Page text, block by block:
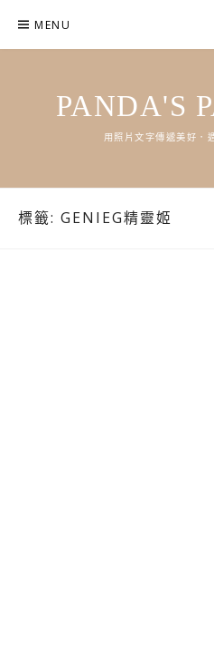
content
MENU
PANDA'S
用照片文字傳遞美好．
標籤: GENIEG精靈姬